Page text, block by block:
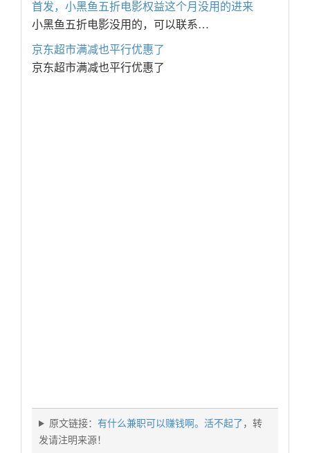
首发，小黑鱼五折电影权益这个月没用的进来
小黑鱼五折电影没用的，可以联系…
京东超市满减也平行优惠了
京东超市满减也平行优惠了
原文链接： 有什么兼职可以赚钱啊。活不起了 ，转
发请注明来源！